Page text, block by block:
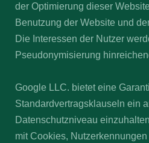
der Optimierung dieser
Benutzung der Website und
Die Interessen der Nutzer
Pseudonymisierung
Google LLC. bietet eine
Standardvertragsklauseln ein
Datenschutzniveau
mit Cookies,